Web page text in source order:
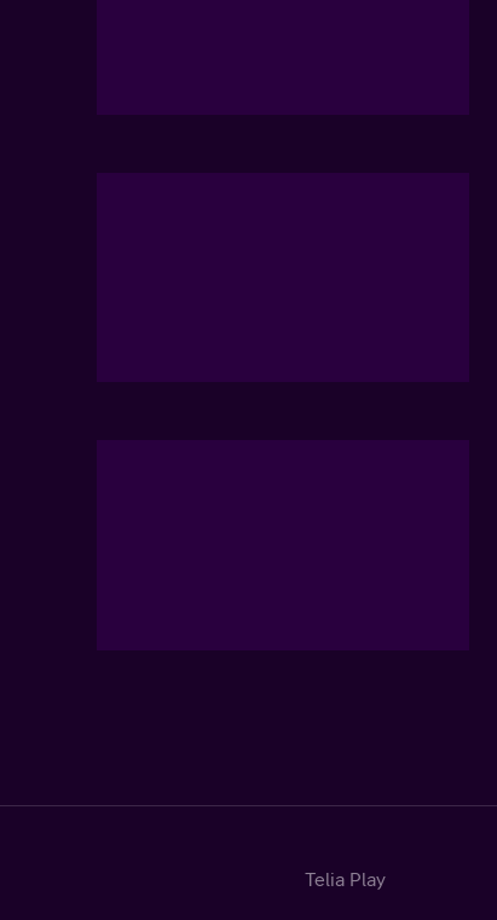
Telia Play